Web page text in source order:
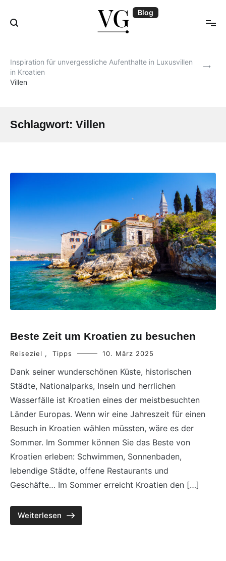
springen
Blog
Inspiration für unvergessliche Aufenthalte in Luxusvillen
in Kroatien
Villen
Schlagwort: Villen
Beste Zeit um Kroatien zu besuchen
Reiseziel , Tipps 10. März 2025
Dank seiner wunderschönen Küste, historischen
Städte, Nationalparks, Inseln und herrlichen
Wasserfälle ist Kroatien eines der meistbesuchten
Länder Europas. Wenn wir eine Jahreszeit für einen
Besuch in Kroatien wählen müssten, wäre es der
Sommer. Im Sommer können Sie das Beste von
Kroatien erleben: Schwimmen, Sonnenbaden,
lebendige Städte, offene Restaurants und
Geschäfte… Im Sommer erreicht Kroatien den […]
Weiterlesen